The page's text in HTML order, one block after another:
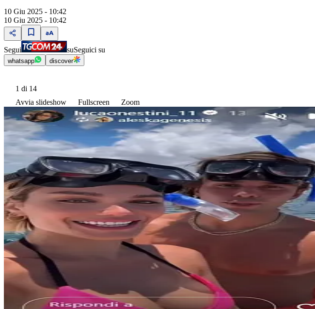
10 Giu 2025 - 10:42
10 Giu 2025 - 10:42
Segui suSeguici su
whatsapp discover
1 di 14
Avvia slideshow
Fullscreen Zoom